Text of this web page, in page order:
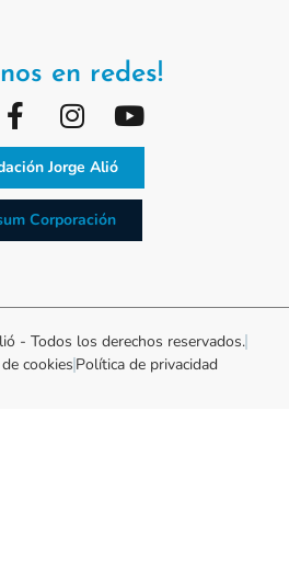
en redes!
Jorge Alió
Corporación
- Todos los derechos reservados.
cookies Política de privacidad